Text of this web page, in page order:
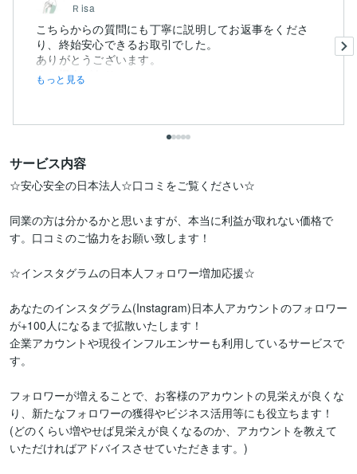
Ｒisa
こちらからの質問にも丁寧に説明してお返事をくださ
り、終始安心できるお取引でした。
ありがとうございます。
また機会があり...
もっと見る
サービス内容
☆安心安全の日本法人☆口コミをご覧ください☆
同業の方は分かるかと思いますが、本当に利益が取れない価格で
す。口コミのご協力をお願い致します！
☆インスタグラムの日本人フォロワー増加応援☆
あなたのインスタグラム(Instagram)日本人アカウントのフォロワー
が+100人になるまで拡散いたします！
企業アカウントや現役インフルエンサーも利用しているサービスで
す。
フォロワーが増えることで、お客様のアカウントの見栄えが良くな
り、新たなフォロワーの獲得やビジネス活用等にも役立ちます！
(どのくらい増やせば見栄えが良くなるのか、アカウントを教えて
いただければアドバイスさせていただきます。)